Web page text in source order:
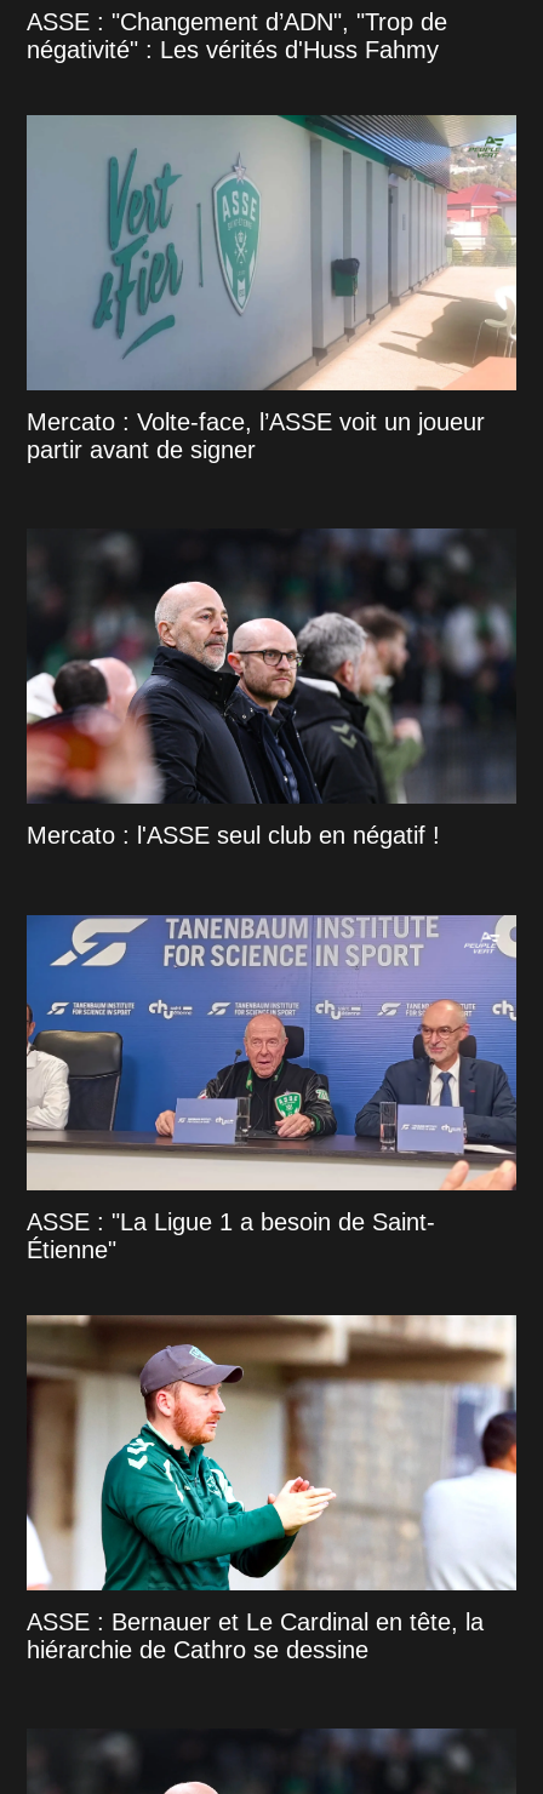
ASSE : "Changement d’ADN", "Trop de
négativité" : Les vérités d'Huss Fahmy
Mercato : Volte-face, l’ASSE voit un joueur
partir avant de signer
Mercato : l'ASSE seul club en négatif !
ASSE : "La Ligue 1 a besoin de Saint-
Étienne"
ASSE : Bernauer et Le Cardinal en tête, la
hiérarchie de Cathro se dessine